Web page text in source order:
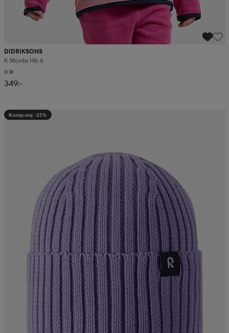
DIDRIKSONS
K Monte Hb 6
349:-
Kampanj -25%